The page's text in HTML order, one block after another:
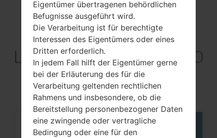
Artikel
LGKS360GO(LGKS360
GO)
Eigentümer übertragenen behördlichen
Befugnisse ausgeführt wird.
Die Verarbeitung ist für berechtigte
Interessen des Eigentümers oder eines
Dritten erforderlich.
In jedem Fall hilft der Eigentümer gerne
bei der Erläuterung des für die
Verarbeitung geltenden rechtlichen
Rahmens und insbesondere, ob die
Bereitstellung personenbezogener Daten
eine zwingende oder vertragliche
Bedingung oder eine für den